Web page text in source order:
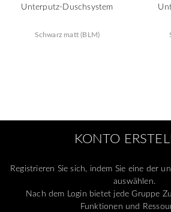
Unterputz-Duschsystem
Schwarz matt (BLM)
KONTO
Registrieren Sie sich, indem Sie eine der
auswählen.
Nach dem Login bietet jede Gruppe
Funktionen und